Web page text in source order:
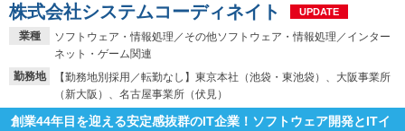
業種
ソフトウェア・情報処理／その他ソフトウェア・情報処理／インター
ネット・ゲーム関連
勤務地
【勤務地別採用／転勤なし】東京本社（池袋・東池袋）、大阪事業所
（新大阪）、名古屋事業所（伏見）
株式会社システムコーディネイト UPDATE
創業44年目を迎える安定感抜群のIT企業！ソフトウェア開発とITイ